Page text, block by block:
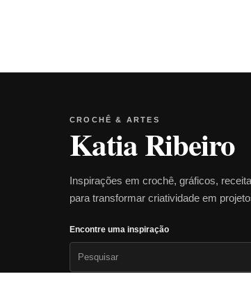
CROCHÊ & ARTES
Katia Ribeiro
Inspirações em crochê, gráficos,
para transformar criatividade em
Encontre uma inspiração